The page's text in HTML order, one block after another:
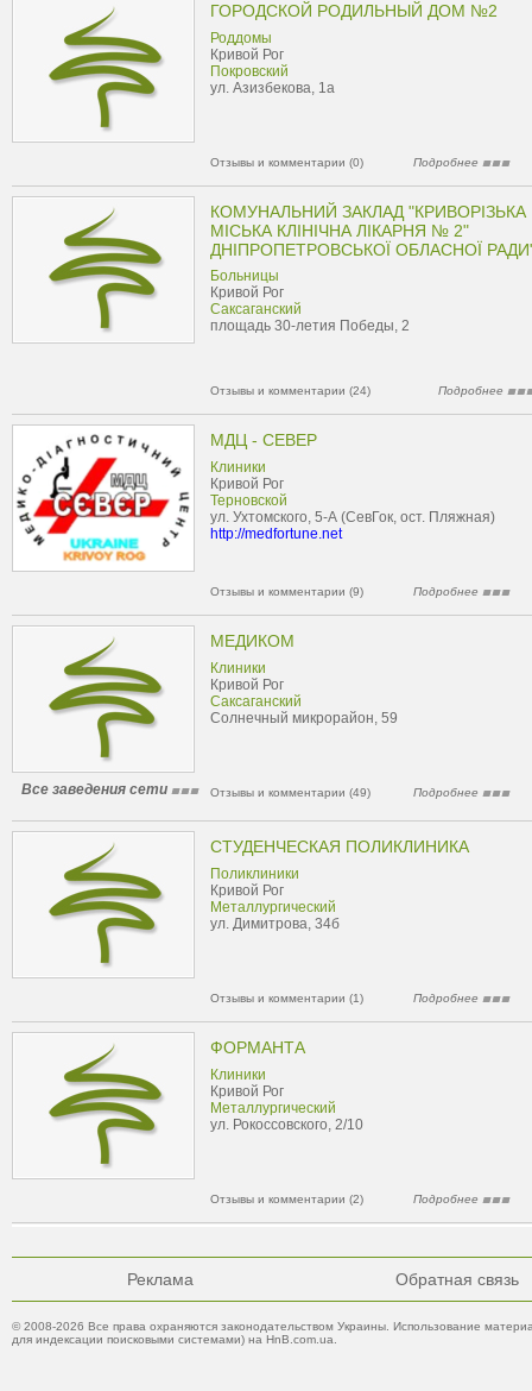
ГОРОДСКОЙ РОДИЛЬНЫЙ ДОМ №2
Роддомы
Кривой Рог
Покровский
ул. Азизбекова, 1а
Отзывы и комментарии (0) Подробнее
КОМУНАЛЬНИЙ ЗАКЛАД "КРИВОРІЗЬКА
МІСЬКА КЛІНІЧНА ЛІКАРНЯ № 2"
ДНІПРОПЕТРОВСЬКОЇ ОБЛАСНОЇ
Больницы
Кривой Рог
Саксаганский
площадь 30-летия Победы, 2
Отзывы и комментарии (24) Подробнее
МДЦ - СЕВЕР
Клиники
Кривой Рог
Терновской
ул. Ухтомского, 5-А (СевГок, ост. Пляжная)
http://medfortune.net
Отзывы и комментарии (9) Подробнее
МЕДИКОМ
Клиники
Кривой Рог
Саксаганский
Солнечный микрорайон, 59
Все заведения сети Отзывы и комментарии (49) Подробнее
СТУДЕНЧЕСКАЯ ПОЛИКЛИНИКА
Поликлиники
Кривой Рог
Металлургический
ул. Димитрова, 34б
Отзывы и комментарии (1) Подробнее
ФОРМАНТА
Клиники
Кривой Рог
Металлургический
ул. Рокоссовского, 2/10
Отзывы и комментарии (2) Подробнее
Реклама Обратная связь
© 2008-2026 Все права охраняются законодательством Украины. Использование
для индексации поисковыми системами) на HnB.com.ua.